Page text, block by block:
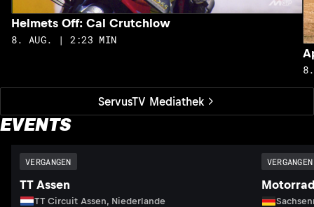
ServusTV Mediathek
Helmets Off: Cal Crutchlow
8. AUG. | 2:23 MIN
EVENTS
VERGANGEN
TT Assen
TT Circuit Assen, Niederlande
VERGANGEN